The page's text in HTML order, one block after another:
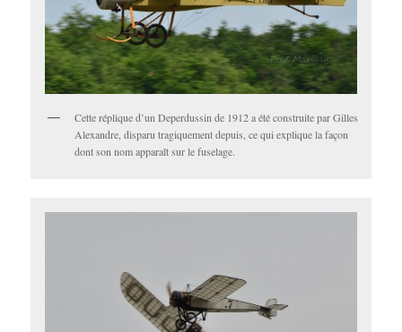
Cette réplique d’un Deperdussin de 1912 a été construite par Gilles
Alexandre, disparu tragiquement depuis, ce qui explique la façon
dont son nom apparaît sur le fuselage.